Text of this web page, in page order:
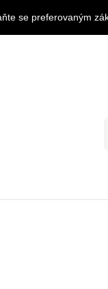
se preferovaným